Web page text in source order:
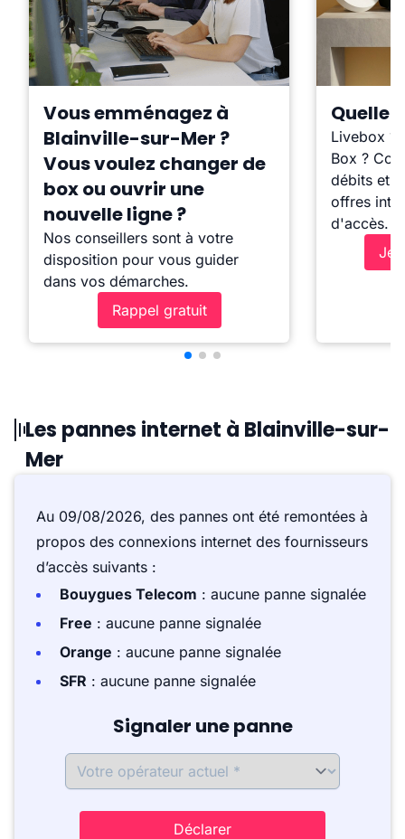
Vous emménagez à
Blainville-sur-Mer ?
Vous voulez changer de
box ou ouvrir une
nouvelle ligne ?
Nos conseillers sont à votre
disposition pour vous guider
dans vos démarches.
Rappel gratuit
Quelle
Livebox ?
Box ?
débits et
offres
d'accès.
Je
Les pannes internet à Blainville-sur-
Mer
Au 09/08/2026, des pannes ont été remontées à
propos des connexions internet des fournisseurs
d’accès suivants :
Bouygues Telecom : aucune panne signalée
Free : aucune panne signalée
Orange : aucune panne signalée
SFR : aucune panne signalée
Signaler une panne
Déclarer